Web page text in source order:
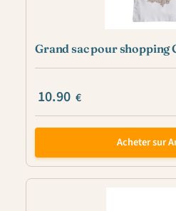
Grand sac pour shopping
10.90 €
Acheter sur